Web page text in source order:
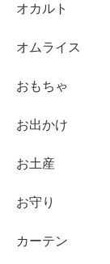
オカルト
オムライス
おもちゃ
お出かけ
お土産
お守り
カーテン